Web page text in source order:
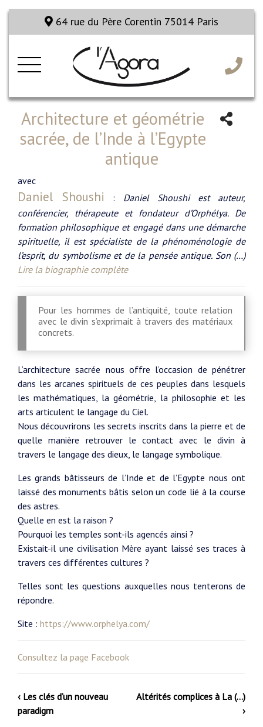
64 rue du Père Corentin 75014 Paris
Architecture et géométrie
sacrée, de l’Inde à l’Egypte
antique
avec
Daniel Shoushi : Daniel Shoushi est auteur,
conférencier, thérapeute et fondateur d’Orphélya. De
formation philosophique et engagé dans une démarche
spirituelle, il est spécialiste de la phénoménologie de
l’esprit, du symbolisme et de la pensée antique. Son (…)
Lire la biographie complète
Pour les hommes de l’antiquité, toute relation
avec le divin s’exprimait à travers des matériaux
concrets.
L’architecture sacrée nous offre l’occasion de pénétrer
dans les arcanes spirituels de ces peuples dans lesquels
les mathématiques, la géométrie, la philosophie et les
arts articulent le langage du Ciel.
Nous découvrirons les secrets inscrits dans la pierre et de
quelle manière retrouver le contact avec le divin à
travers le langage des dieux, le langage symbolique.
Les grands bâtisseurs de l’Inde et de l’Egypte nous ont
laissé des monuments bâtis selon un code lié à la course
des astres.
Quelle en est la raison ?
Pourquoi les temples sont-ils agencés ainsi ?
Existait-il une civilisation Mère ayant laissé ses traces à
travers ces différentes cultures ?
Telles sont les questions auxquelles nous tenterons de
répondre.
Site : https://www.orphelya.com/
Consultez la page Facebook
‹ Les clés d’un nouveau
paradigm
Altérités complices à La (…)
›